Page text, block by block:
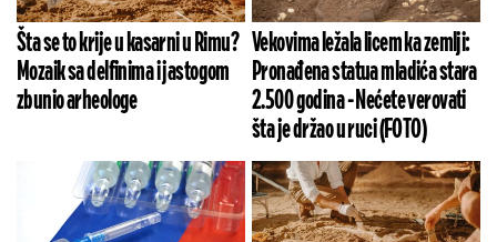
Šta se to krije u kasarni u Rimu?
Mozaik sa delfinima i jastogom
zbunio arheologe
Vekovima ležala licem ka zemlji:
Pronađena statua mladića stara
2.500 godina - Nećete verovati
šta je držao u ruci (FOTO)